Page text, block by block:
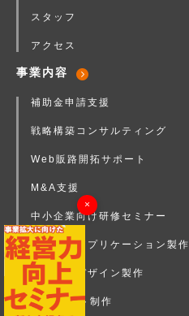
×
スタッフ
アクセス
事業内容
補助金申請支援
戦略構築コンサルティング
Web販路開拓サポート
M&A支援
中小企業向け研修セミナー
店舗向けアプリケーション製作
企業ロゴデザイン製作
Webサイト制作